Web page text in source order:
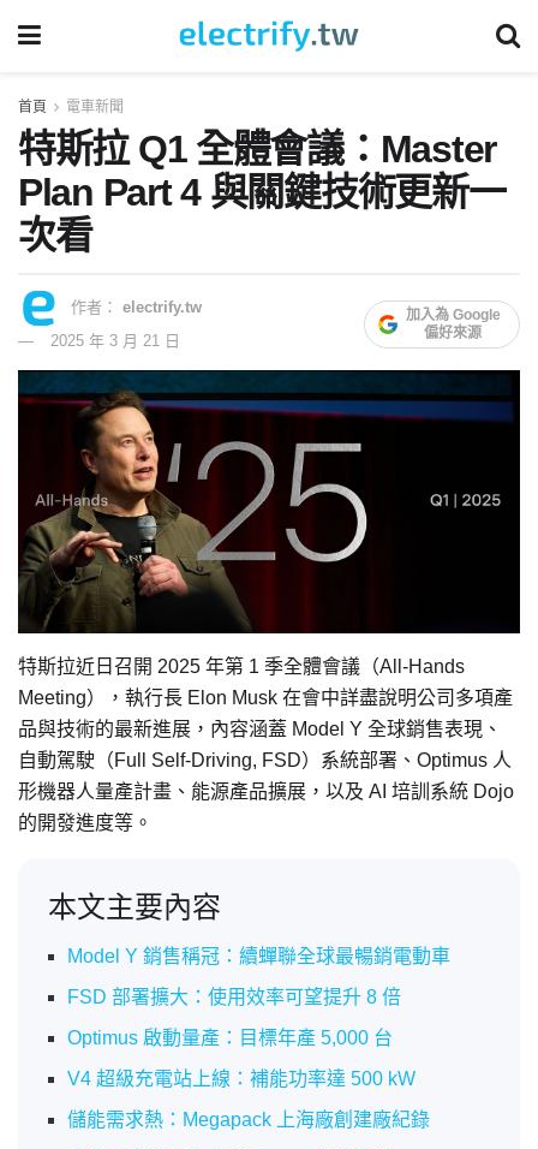
首頁 電車新聞
特斯拉 Q1 全體會議：Master
Plan Part 4 與關鍵技術更新一
次看
作者： electrify.tw
2025 年 3 月 21 日
加入為 Google
偏好來源
特斯拉近日召開 2025 年第 1 季全體會議（All-Hands
Meeting），執行長 Elon Musk 在會中詳盡說明公司多項產
品與技術的最新進展，內容涵蓋 Model Y 全球銷售表現、
自動駕駛（Full Self-Driving, FSD）系統部署、Optimus 人
形機器人量產計畫、能源產品擴展，以及 AI 培訓系統 Dojo
的開發進度等。
本文主要內容
Model Y 銷售稱冠：續蟬聯全球最暢銷電動車
FSD 部署擴大：使用效率可望提升 8 倍
Optimus 啟動量產：目標年產 5,000 台
V4 超級充電站上線：補能功率達 500 kW
儲能需求熱：Megapack 上海廠創建廠紀錄